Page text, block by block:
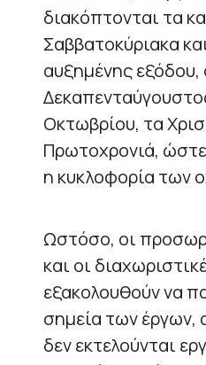
διακόπτονται τα
Σαββατοκύριακα
αυξημένης
Οκτωβρίου, τα
Πρωτοχρονιά, ώστε
η κυκλοφορία των
Ωστόσο, οι
και οι
εξακολουθούν να
σημεία των έργων,
δεν εκτελούνται